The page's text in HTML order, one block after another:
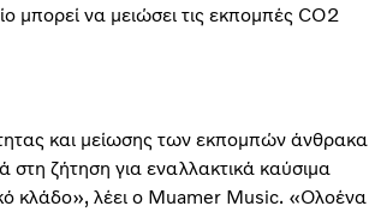
μπορεί να μειώσει τις εκπομπές CO2
και μείωσης των εκπομπών άνθρακα
στη ζήτηση για εναλλακτικά καύσιμα
κλάδο», λέει ο Muamer Music. «Ολοένα